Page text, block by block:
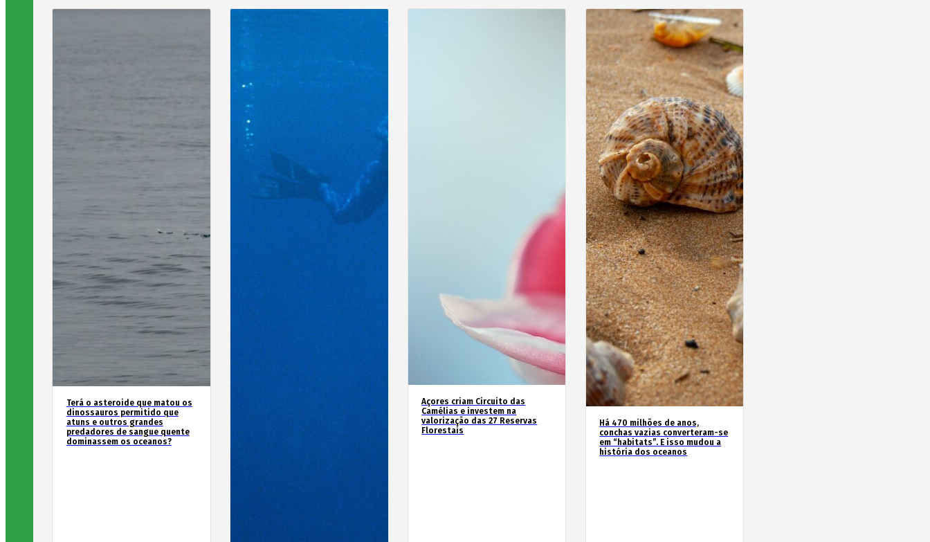
Terá o asteroide que matou os
dinossauros permitido que
atuns e outros grandes
predadores de sangue quente
dominassem os oceanos?
Açores criam Circuito das
Camélias e investem na
valorização das 27 Reservas
Florestais
Há 470 milhões de anos,
conchas vazias converteram-se
em “habitats”. E isso mudou a
história dos oceanos